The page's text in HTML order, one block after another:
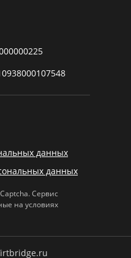
данных
данных
Сервис
на условиях